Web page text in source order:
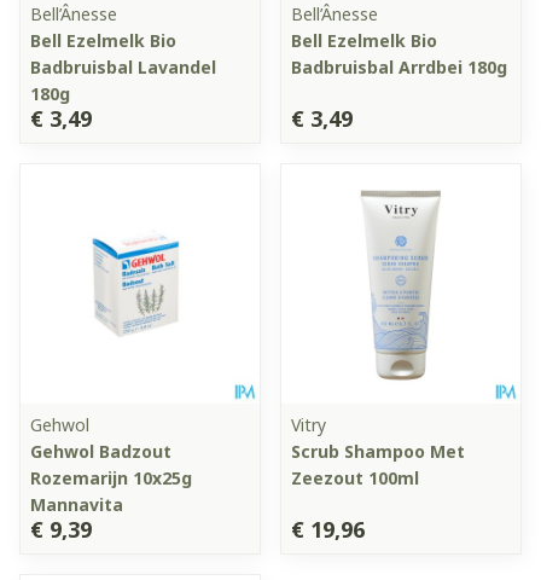
Bell’Ânesse
Bell Ezelmelk Bio
Badbruisbal Lavandel
180g
€ 3,49
Bell’Ânesse
Bell Ezelmelk Bio
Badbruisbal Arrdbei 180g
€ 3,49
Gehwol
Gehwol Badzout
Rozemarijn 10x25g
Mannavita
€ 9,39
Vitry
Scrub Shampoo Met
Zeezout 100ml
€ 19,96